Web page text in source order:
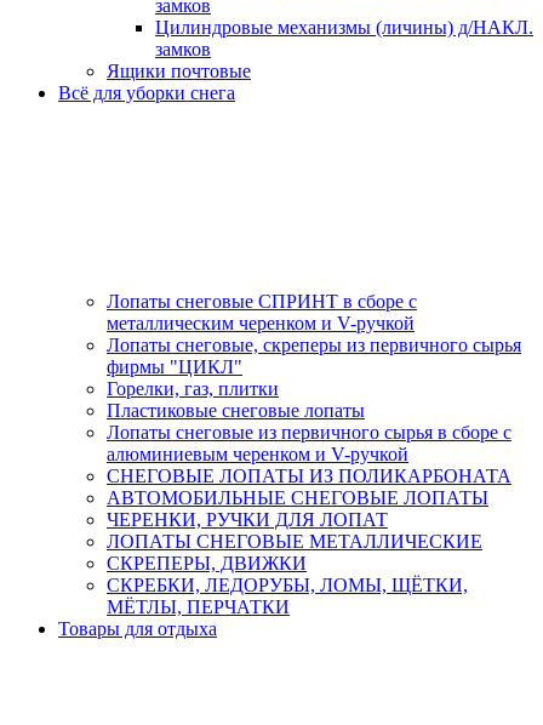
замков
Цилиндровые механизмы (личины) д/НАКЛ.
замков
Ящики почтовые
Всё для уборки снега
Лопаты снеговые СПРИНТ в сборе с
металлическим черенком и V-ручкой
Лопаты снеговые, скреперы из первичного сырья
фирмы "ЦИКЛ"
Горелки, газ, плитки
Пластиковые снеговые лопаты
Лопаты снеговые из первичного сырья в сборе с
алюминиевым черенком и V-ручкой
СНЕГОВЫЕ ЛОПАТЫ ИЗ ПОЛИКАРБОНАТА
АВТОМОБИЛЬНЫЕ СНЕГОВЫЕ ЛОПАТЫ
ЧЕРЕНКИ, РУЧКИ ДЛЯ ЛОПАТ
ЛОПАТЫ СНЕГОВЫЕ МЕТАЛЛИЧЕСКИЕ
СКРЕПЕРЫ, ДВИЖКИ
СКРЕБКИ, ЛЕДОРУБЫ, ЛОМЫ, ЩЁТКИ,
МЁТЛЫ, ПЕРЧАТКИ
Товары для отдыха